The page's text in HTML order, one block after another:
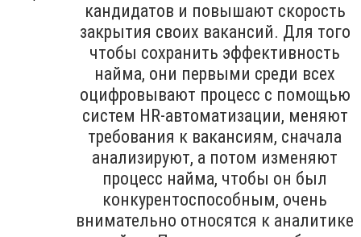
кандидатов и повышают скорость
закрытия своих вакансий. Для того
чтобы сохранить эффективность
найма, они первыми среди всех
оцифровывают процесс с помощью
систем HR-автоматизации, меняют
требования к вакансиям, сначала
анализируют, а потом изменяют
процесс найма, чтобы он был
конкурентоспособным, очень
внимательно относятся к аналитике